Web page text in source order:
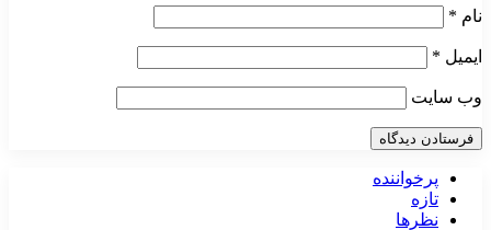
نام *
ایمیل *
وب‌ سایت
پرخواننده
تازه
نظرها